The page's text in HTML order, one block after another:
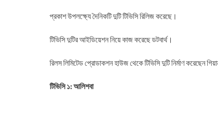
প্রকাশ উপলক্ষ্যে দৈনিকটি দুটি টিভিসি রিলিজ করেছে।
টিভিসি দুটির আইডিয়েশন নিয়ে কাজ করেছে ডটবার্থ।
রিলস লিমিটেড প্রোডাকশন হাউজ থেকে টিভিসি দুটি নির্মাণ করেছেন
টিভিসি ১: আলিশবা